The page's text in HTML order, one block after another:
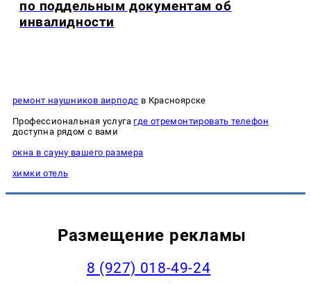
по поддельным документам об
инвалидности
ремонт наушников аирподс в Красноярске
Профессиональная услуга где отремонтировать телефон
доступна рядом с вами
окна в сауну вашего размера
химки отель
Размещение рекламы
8 (927) 018-49-24